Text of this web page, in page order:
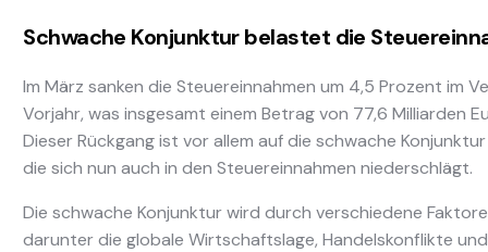
Schwache Konjunktur belastet die
Im März sanken die Steuereinnahmen um 4,5 Prozent im
Vorjahr, was insgesamt einem Betrag von 77,6 Milliarden
Dieser Rückgang ist vor allem auf die schwache
die sich nun auch in den Steuereinnahmen niederschlägt.
Die schwache Konjunktur wird durch verschiedene
darunter die globale Wirtschaftslage, Handelskonflikte